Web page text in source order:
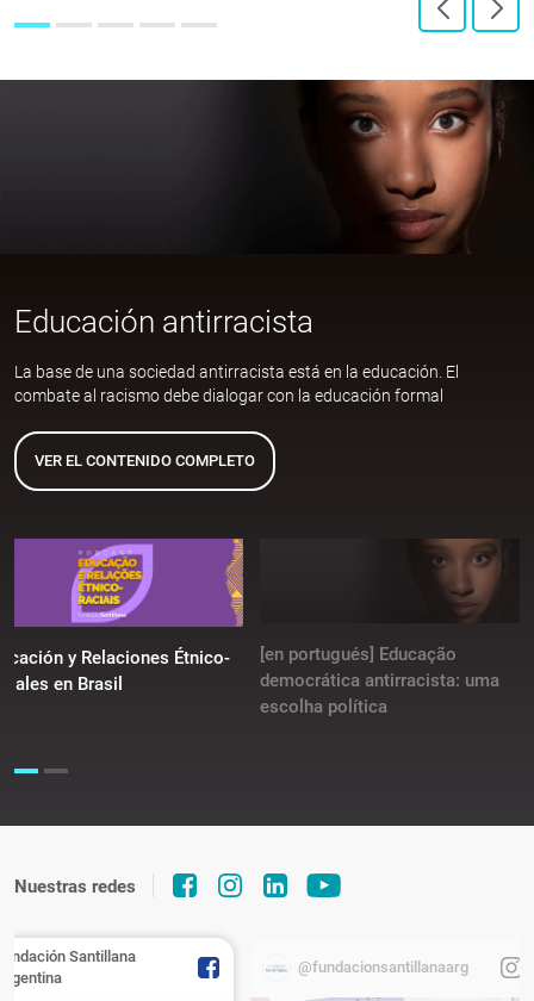
Educación antirracista
La base de una sociedad antirracista está en la educación. El
combate al racismo debe dialogar con la educación formal
VER EL CONTENIDO COMPLETO
y Relaciones Étnico-
en Brasil
[en portugués] Educação
democrática antirracista: uma
escolha política
Nuestras redes
Santillana
@fundacionsantillanaarg